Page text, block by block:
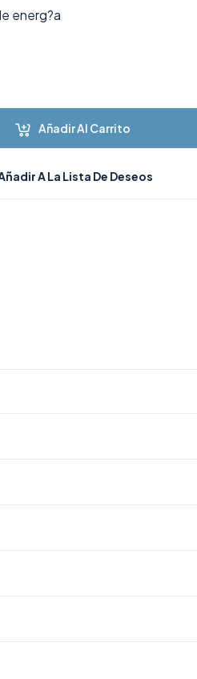
energ?a
Añadir Al Carrito
A La Lista De Deseos